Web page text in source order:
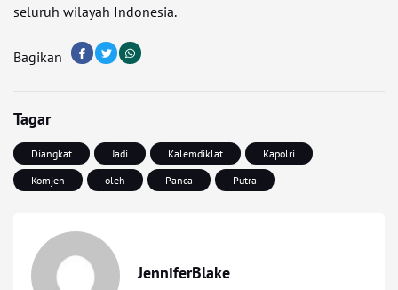
seluruh wilayah Indonesia.
Bagikan
Tagar
Diangkat Jadi Kalemdiklat
Kapolri
Komjen
oleh Panca Putra
JenniferBlake